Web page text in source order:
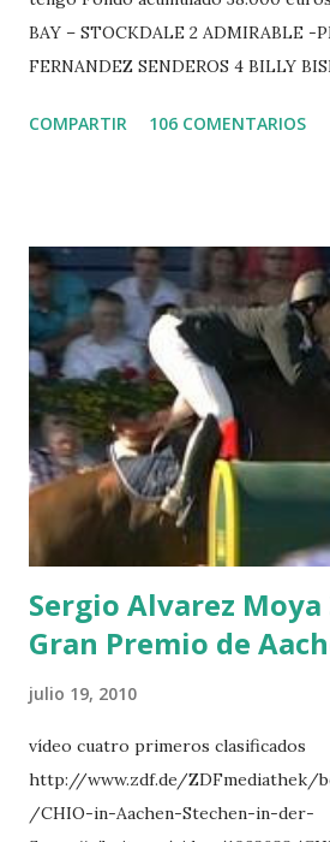
BAY – STOCKDALE 2 ADMIRABLE -
FERNANDEZ SENDEROS 4 BILLY
-EPAILLARD 7 GIG AMAI M
POWER - MILLAR 5 ARMANIE -
HERO -LEJAUNE 7 MO CHROI -
BREEN 9 JALLA DE GAVIERE -
NOVEL -PHILIPPAERTS 3 triple 1
CLUB LADY -O’CONNOR 3 QUICK
LORENZO -AHLMANN 5 L’ESPOIR
TOPINAMBOUR -LEPREVOST 7
INTERTOY Z - BRASH 9 HERALD
DI CAMPALTO -SHARBATLY Vuelta
del Gran Premio en su vuelta de
COMPARTIR 106 COMENTARIOS
Sergio Alvarez Moya
Gran Premio de
julio 19, 2010
vídeo cuatro primeros clasificados
http://www.zdf.de/ZDFmediathek/
/CHIO-in-Aachen-Stechen-in-der-